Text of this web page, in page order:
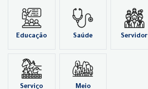
Educação Saúde Servidor
Serviço Meio